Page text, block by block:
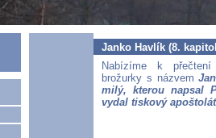
Janko Havlík (8.
Nabízíme k
brožurky s názvem
milý, kterou napsal
vydal tiskový